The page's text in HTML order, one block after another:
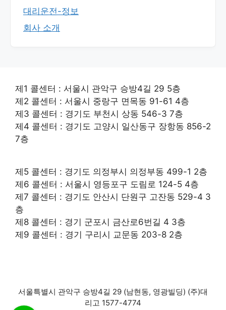
대리운전-정보
회사 소개
제1 콜센터 : 서울시 관악구 승방4길 29 5층
제2 콜센터 : 서울시 중랑구 면목동 91-61 4층
제3 콜센터 : 경기도 부천시 상동 546-3 7층
제4 콜센터 : 경기도 고양시 일산동구 장항동 856-2
7층
제5 콜센터 : 경기도 의정부시 의정부동 499-1 2층
제6 콜센터 : 서울시 영등포구 도림로 124-5 4층
제7 콜센터 : 경기도 안산시 단원구 고잔동 529-4 3
층
제8 콜센터 : 경기 군포시 금산로6번길 4 3층
제9 콜센터 : 경기 구리시 교문동 203-8 2층
서울특별시 관악구 승방4길 29 (남현동, 영광빌딩) (주)대
리고 1577-4774